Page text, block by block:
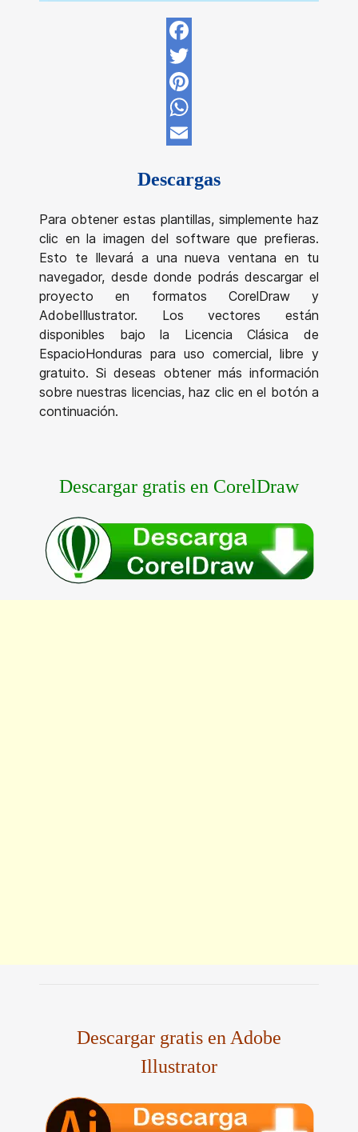
Facebook
Twitter
Pinterest
WhatsApp
Descargas
Para obtener estas plantillas, simplemente haz
clic en la imagen del software que prefieras.
Esto te llevará a una nueva ventana en tu
navegador, desde donde podrás descargar el
proyecto en formatos CorelDraw y
AdobeIllustrator. Los vectores están
disponibles bajo la Licencia Clásica de
EspacioHonduras para uso comercial, libre y
gratuito. Si deseas obtener más información
sobre nuestras licencias, haz clic en el botón a
continuación.
Descargar gratis en CorelDraw
Descargar gratis en Adobe
Illustrator